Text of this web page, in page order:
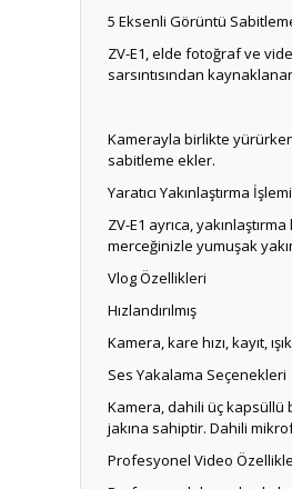
5 Eksenli Görüntü
ZV-E1, elde fotoğraf ve
sarsıntısından
Kamerayla birlikte
sabitleme ekler.
Yaratıcı Yakınlaştırma İşlemi
ZV-E1 ayrıca,
merceğinizle yumuşak
Vlog Özellikleri
Hızlandırılmış
Kamera, kare hızı, kayıt,
Ses Yakalama Seçenekleri
Kamera, dahili üç kapsüllü
jakına sahiptir. Dahili
Profesyonel Video